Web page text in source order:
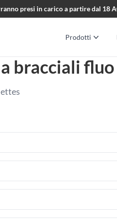
presi in carico a partire dal 18
Prodotti
bracciali fluo